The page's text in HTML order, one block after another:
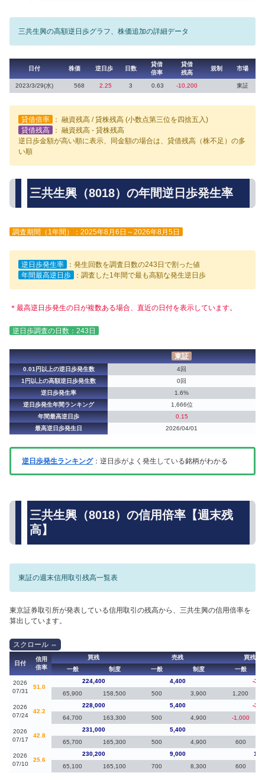
三共生興の高額逆日歩グラフ、株価追加の詳細データ
日付 株価 逆日歩 日数
貸借
倍率
貸借
残高
規制 市場
2023/3/29(水) 568 2.25 3 0.63 -10,200 東証
貸借倍率
： 融資残高 / 貸株残高 (小数点第三位を四捨五入)
貸借残高
： 融資残高 - 貸株残高
逆日歩金額が高い順に表示、同金額の場合は、貸借残高（株不足）の多
い順
三共生興（8018）の年間逆日歩発生率
調査期間（1年間）：2025年8月6日～2026年8月5日
逆日歩発生率
：発生回数を調査日数の243日で割った値
年間最高逆日歩
：調査した1年間で最も高額な発生逆日歩
＊最高逆日歩発生の日が複数ある場合、直近の日付を表示しています。
逆日歩調査の日数：243日
東証
0.01円以上の逆日歩発生数
4回
1円以上の高額逆日歩発生数
0回
逆日歩発生率
1.6%
逆日歩発生年間ランキング
1,666位
年間最高逆日歩
0.15
最高逆日歩発生日
2026/04/01
逆日歩発生ランキング：逆日歩がよく発生している銘柄がわかる
三共生興（8018）の信用倍率【週末残
高】
東証の週末信用取引残高一覧表
東京証券取引所が発表している信用取引の残高から、三共生興の信用倍率を
算出しています。
日付
信用
倍率
買残 売残
買残（
一般
制度 一般 制度 一般
2026
07/31
51.0
224,400 4,400
-
65,900
158,500 500 3,900 1,200
2026
07/24
42.2
228,000 5,400
-
64,700
163,300 500 4,900 -1,000
2026
07/17
42.8
231,000 5,400
65,700
165,300 500 4,900 600
2026
07/10
25.6
230,200 9,000
65,100
165,100 700 8,300 600